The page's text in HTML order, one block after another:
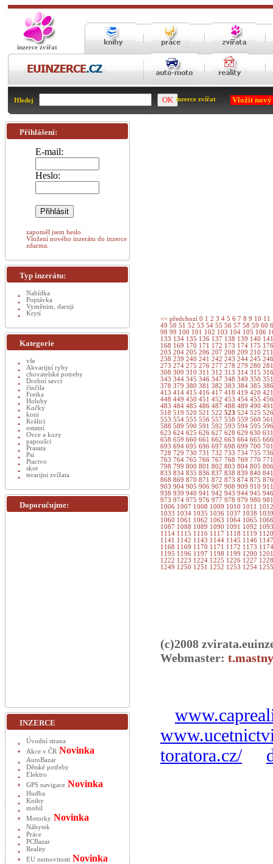
inzerce zvířat
Hledej inzerce zvířat Vložit
<< předchozí 0 1 2 3 4 5 6 7 8 9 10 11
49 50 51 52 53 54 55 56 57 58 59 60
98 99 100 101 102 103 104 105 106
133 134 135 136 137 138 139 140
168 169 170 171 172 173 174 175
203 204 205 206 207 208 209 210
238 239 240 241 242 243 244 245
273 274 275 276 277 278 279 280
308 309 310 311 312 313 314 315
343 344 345 346 347 348 349 350
378 379 380 381 382 383 384 385
413 414 415 416 417 418 419 420
448 449 450 451 452 453 454 455
483 484 485 486 487 488 489 490
518 519 520 521 522 523 524 525
553 554 555 556 557 558 559 560
588 589 590 591 592 593 594 595
623 624 625 626 627 628 629 630
658 659 660 661 662 663 664 665
693 694 695 696 697 698 699 700
728 729 730 731 732 733 734 735
763 764 765 766 767 768 769 770
798 799 800 801 802 803 804 805
833 834 835 836 837 838 839 840
868 869 870 871 872 873 874 875
903 904 905 906 907 908 909 910
938 939 940 941 942 943 944 945
973 974 975 976 977 978 979 980
1006 1007 1008 1009 1010 1011
1033 1034 1035 1036 1037 1038
1060 1061 1062 1063 1064 1065
1087 1088 1089 1090 1091 1092
1114 1115 1116 1117 1118 1119
1141 1142 1143 1144 1145 1146
1168 1169 1170 1171 1172 1173
1195 1196 1197 1198 1199 1200
1222 1223 1224 1225 1226 1227
1249 1250 1251 1252 1253 1254
(c)2008
Webmaster:
toratora.cz/
Přihlášení:
E-mail:
Heslo:
zapoměl jsem heslo.
Vložení nového inzerátu do inzerce
zdarma.
Typ inzerátu:
Nabídka
Poptávka
Vyměnim, daruji
Krytí
Kategorie
vše
Akvarijní ryby
chovatelské potreby
Drobní savci
činčila
Fretka
Holuby
Kočky
koni
Králici
ostatní
Ovce a kozy
papoušci
Prasata
Psi
Ptactvo
skot
terarijni zvížata
Doporučujme:
INZERCE
Úvodní strana
Akce v ČR Novinka
AutoBazar
Dětské potřeby
Elektro
GPS navigace Novinka
Hudba
Knihy
mobil
Motorky Novinka
Nábytek
Práce
PCBazar
Reality
EU nemovitosti Novinka